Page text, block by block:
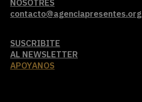
NOSOTRES
contacto@agenciapresentes.org
SUSCRIBITE
AL NEWSLETTER
APOYANOS